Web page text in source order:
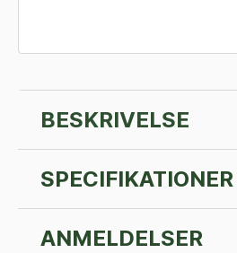
BESKRIVELSE
SPECIFIKATIONER
ANMELDELSER